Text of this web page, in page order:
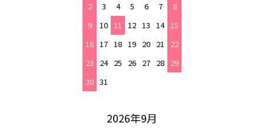
2
3 4 5 6 7
8
9
10 11 12 13 14 15
16 17 18 19 20 21
22
23
24 25 26 27 28 29
30 31
2026年9月